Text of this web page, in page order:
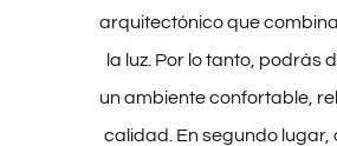
arquitectónico que
la luz. Por lo tanto, podrás
un ambiente confortable,
calidad. En segundo lugar,